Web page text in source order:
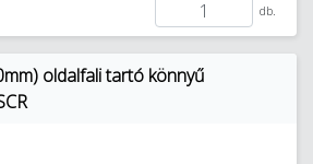
db.
oldalfali tartó könnyű